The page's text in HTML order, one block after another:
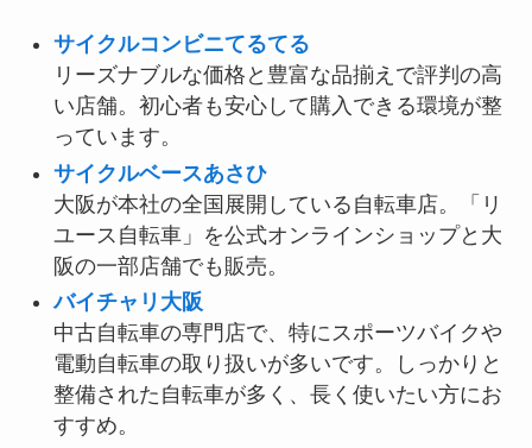
サイクルコンビニてるてる
リーズナブルな価格と豊富な品揃えで評判の高
い店舗。初心者も安心して購入できる環境が整
っています。
サイクルベースあさひ
大阪が本社の全国展開している自転車店。「リ
ユース自転車」を公式オンラインショップと大
阪の一部店舗でも販売。
バイチャリ大阪
中古自転車の専門店で、特にスポーツバイクや
電動自転車の取り扱いが多いです。しっかりと
整備された自転車が多く、長く使いたい方にお
すすめ。